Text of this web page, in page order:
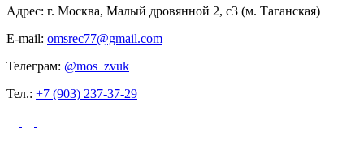
Адрес: г. Москва, Малый дровянной 2, с3 (м. Таганская)
E-mail: omsrec77@gmail.com
Телеграм: @mos_zvuk
Тел.: +7 (903) 237-37-29